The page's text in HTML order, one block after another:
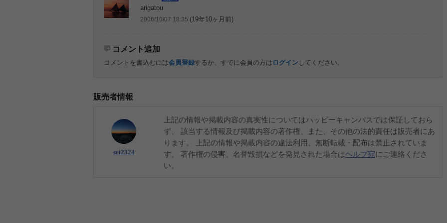
arigatou
2006/10/07 18:35 (19年10ヶ月前)
コメント追加
コメントを書込むには会員登録するか、すでに会員の方は ログイン してください。
販売者情報
sei2324
上記の情報や掲載内容の真実性についてはハッピーキャンパスでは保証しておら
ず、 該当する情報及び掲載内容の著作権、また、その他の法的責任は販売者にあ
ります。 上記の情報や掲載内容の違法利用、無断転載・配布は禁止されていま
す。 著作権の侵害、名誉毀損などを発見された場合はヘルプ宛にご連絡くださ
い。